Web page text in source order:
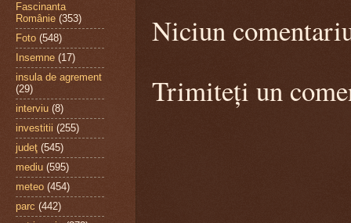
Niciun
Trimiteți un
Fascinanta
Românie (353)
Foto (548)
Insemne (17)
insula de agrement
(29)
interviu (8)
investitii (255)
judeţ (545)
mediu (595)
meteo (454)
parc (442)